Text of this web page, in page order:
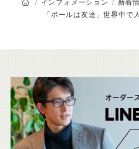
オーダースーツSADAのトップ
インフォメーション 新着
こ
ち
ら